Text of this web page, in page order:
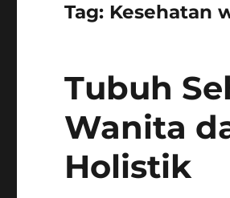
Tag: Kesehatan
Tubuh
Wanita
Holistik